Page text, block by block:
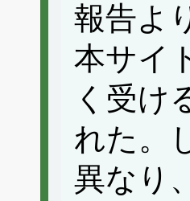
報告よ
本サイ
く受け
れた。
異なり